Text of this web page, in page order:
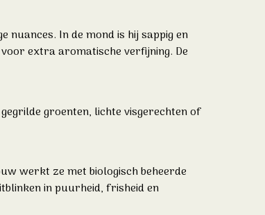
In de mond is hij sappig en
extra aromatische verfijning. De
groenten, lichte visgerechten of
werkt ze met biologisch beheerde
in puurheid, frisheid en